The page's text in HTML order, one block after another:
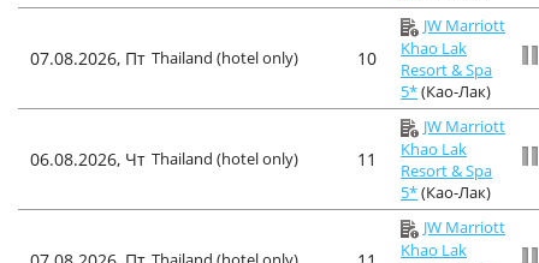
07.08.2026, Пт Thailand (hotel only) 10
JW Marriott
Khao Lak
Resort & Spa
5*(Као-Лак)
06.08.2026, Чт Thailand (hotel only) 11
JW Marriott
Khao Lak
Resort & Spa
5*(Као-Лак)
JW Marriott
Khao Lak